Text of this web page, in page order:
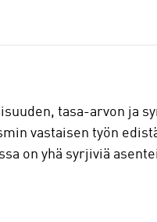
tasa-arvon ja
vastaisen työn
on yhä syrjiviä